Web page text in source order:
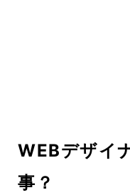
WEBデザイ
事？